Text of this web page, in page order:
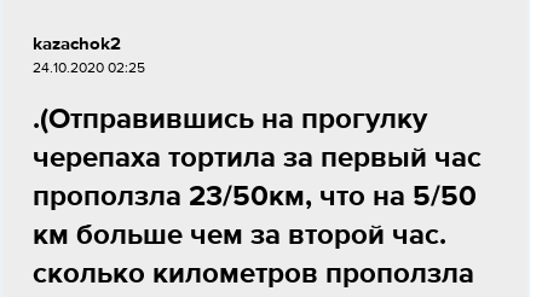
kazachok2
24.10.2020 02:25
.(Отправившись на прогулку
черепаха тортила за первый час
проползла 23/50км, что на 5/50
км больше чем за второй час.
сколько километров проползла